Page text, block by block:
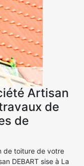
Artisan
de
de
de toiture de votre
DEBART sise à La